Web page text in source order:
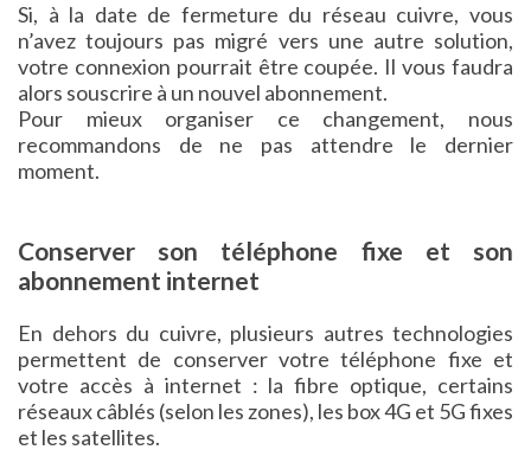
Si, à la date de fermeture du réseau cuivre, vous
n’avez toujours pas migré vers une autre solution,
votre connexion pourrait être coupée. Il vous faudra
alors souscrire à un nouvel abonnement.
Pour mieux organiser ce changement, nous
recommandons de ne pas attendre le dernier
moment.
Conserver son téléphone fixe et son
abonnement internet
En dehors du cuivre, plusieurs autres technologies
permettent de conserver votre téléphone fixe et
votre accès à internet : la fibre optique, certains
réseaux câblés (selon les zones), les box 4G et 5G fixes
et les satellites.